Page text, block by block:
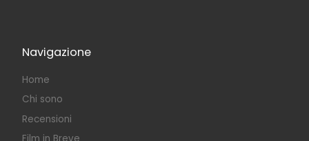
Navigazione
Home
Chi sono
Recensioni